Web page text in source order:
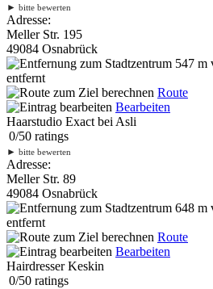
► bitte bewerten
Adresse:
Meller Str. 195
49084 Osnabrück
547 m
entfernt
Route
Bearbeiten
Haarstudio Exact bei Asli
0/50 ratings
► bitte bewerten
Adresse:
Meller Str. 89
49084 Osnabrück
648 m
entfernt
Route
Bearbeiten
Hairdresser Keskin
0/50 ratings